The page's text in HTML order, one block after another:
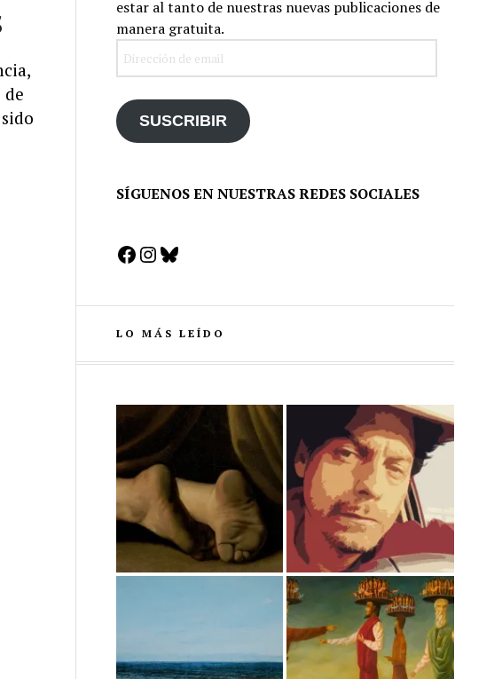
estar al tanto de nuestras nuevas publicaciones de
manera gratuita.
SUSCRIBIR
SÍGUENOS EN NUESTRAS REDES SOCIALES
Facebook
Instagram
Bluesky
LO MÁS LEÍDO